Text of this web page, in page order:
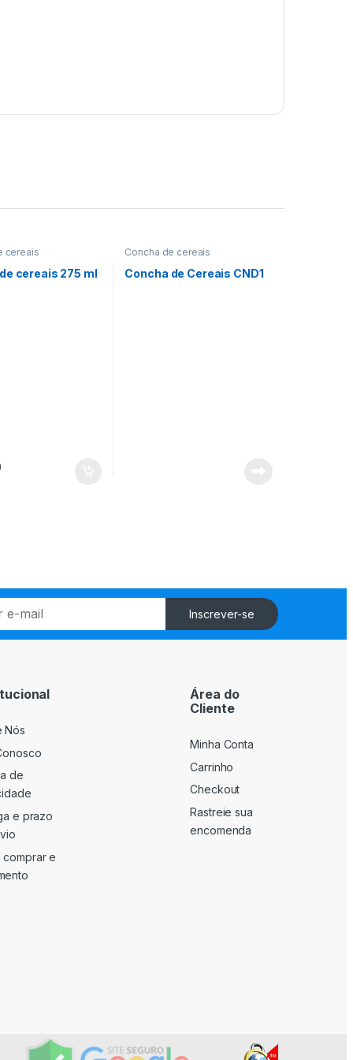
cereais
cereais 275 ml
Concha de cereais
Concha de Cereais CND1
Inscrever-se
Nós
de
e prazo
comprar e
Área do
Cliente
Minha Conta
Carrinho
Checkout
Rastreie sua
encomenda